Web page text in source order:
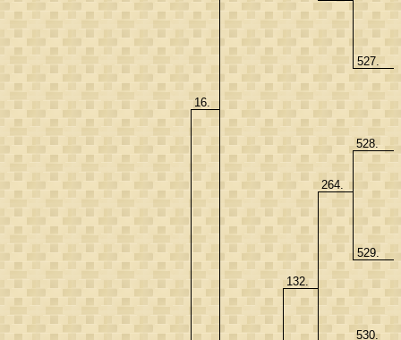
16.
527.
132.
264.
528.
529.
530.